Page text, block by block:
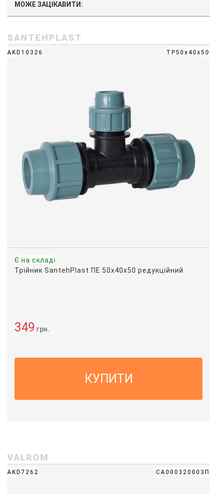
МОЖЕ ЗАЦІКАВИТИ:
SANTEHPLAST
AKD10326 ТР50x40x50
Є на складі
Трійник SantehPlast ПЕ 50х40х50 редукційний
349 грн.
КУПИТИ
VALROM
AKD7262 CA000320003П